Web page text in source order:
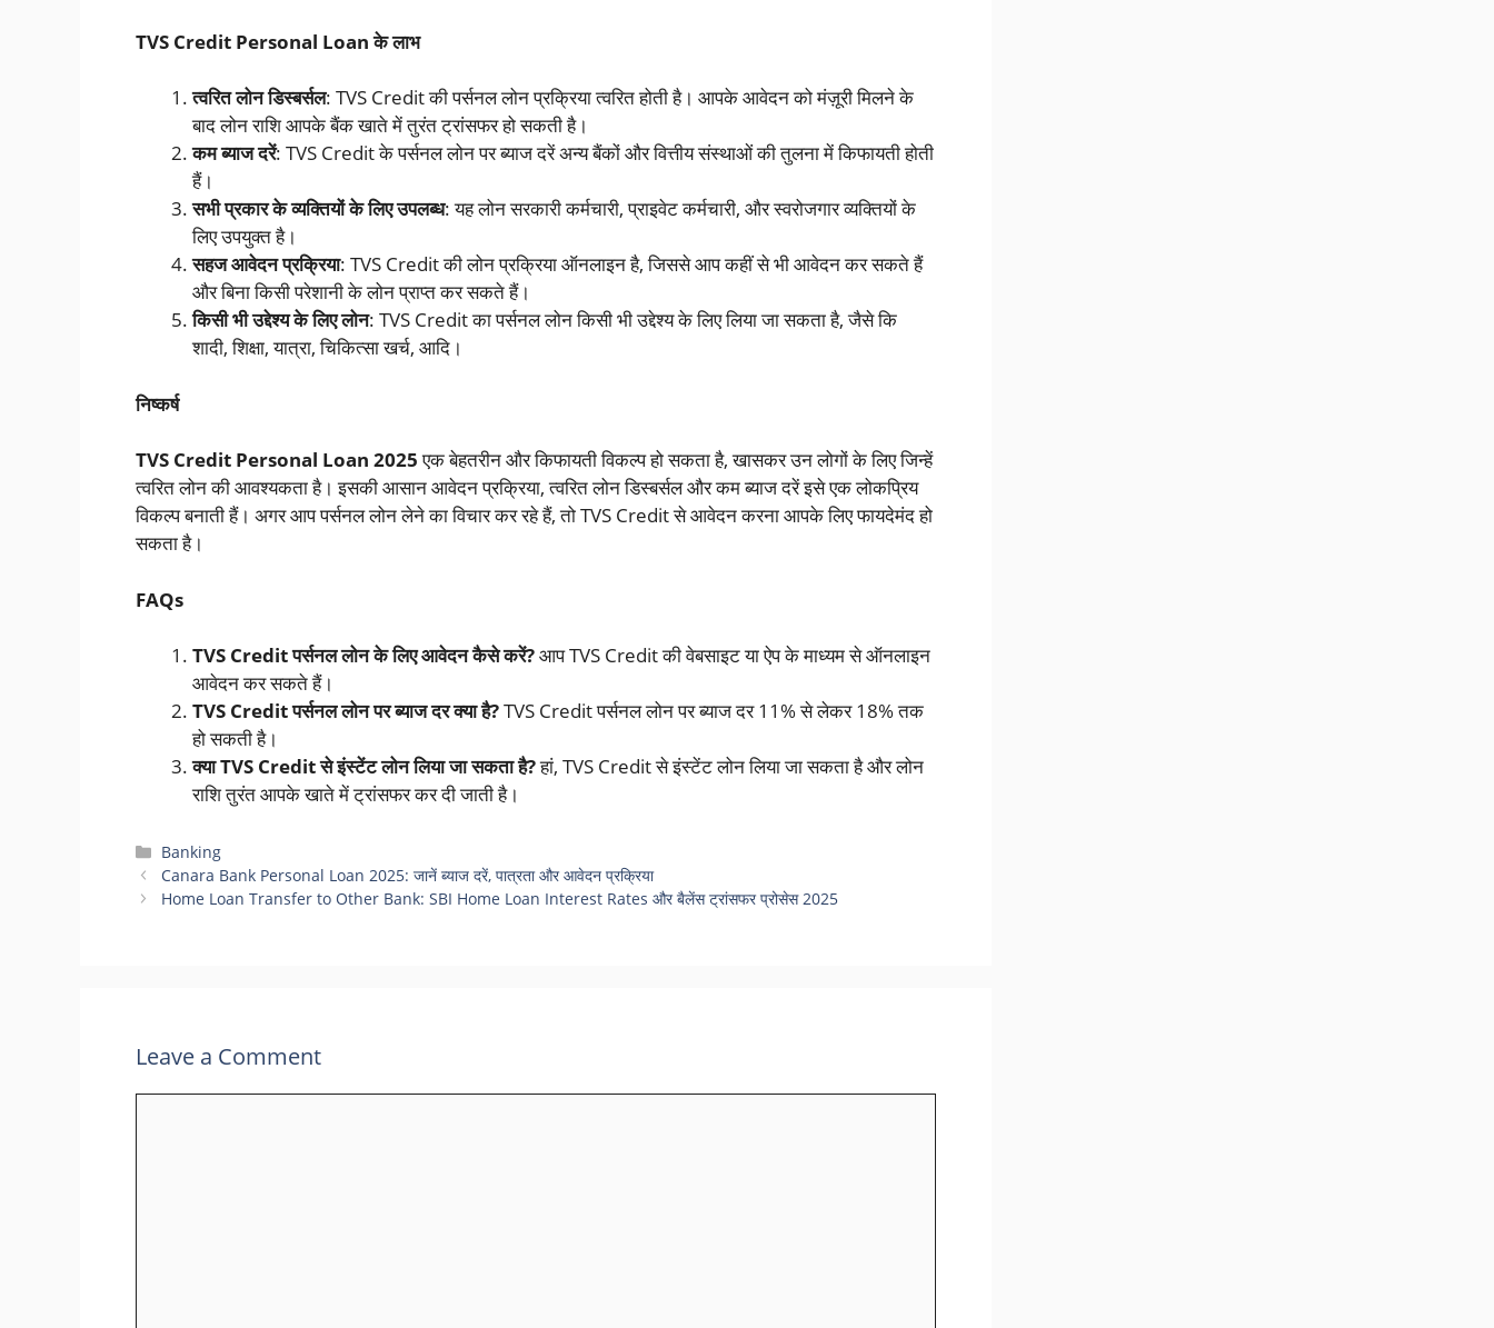
TVS Credit Personal Loan के लाभ
त्वरित लोन डिस्बर्सल: TVS Credit की पर्सनल लोन प्रक्रिया त्वरित होती है। आपके आवेदन को मंज़ूरी मिलने के
बाद लोन राशि आपके बैंक खाते में तुरंत ट्रांसफर हो सकती है।
कम ब्याज दरें: TVS Credit के पर्सनल लोन पर ब्याज दरें अन्य बैंकों और वित्तीय संस्थाओं की तुलना में किफायती होती
हैं।
सभी प्रकार के व्यक्तियों के लिए उपलब्ध: यह लोन सरकारी कर्मचारी, प्राइवेट कर्मचारी, और स्वरोजगार व्यक्तियों के
लिए उपयुक्त है।
सहज आवेदन प्रक्रिया: TVS Credit की लोन प्रक्रिया ऑनलाइन है, जिससे आप कहीं से भी आवेदन कर सकते हैं
और बिना किसी परेशानी के लोन प्राप्त कर सकते हैं।
किसी भी उद्देश्य के लिए लोन: TVS Credit का पर्सनल लोन किसी भी उद्देश्य के लिए लिया जा सकता है, जैसे कि
शादी, शिक्षा, यात्रा, चिकित्सा खर्च, आदि।
निष्कर्ष
TVS Credit Personal Loan 2025एक बेहतरीन और किफायती विकल्प हो सकता है, खासकर उन लोगों के लिए जिन्हें
त्वरित लोन की आवश्यकता है। इसकी आसान आवेदन प्रक्रिया, त्वरित लोन डिस्बर्सल और कम ब्याज दरें इसे एक लोकप्रिय
विकल्प बनाती हैं। अगर आप पर्सनल लोन लेने का विचार कर रहे हैं, तो TVS Credit से आवेदन करना आपके लिए फायदेमंद हो
सकता है।
FAQs
TVS Credit पर्सनल लोन के लिए आवेदन कैसे करें?आप TVS Credit की वेबसाइट या ऐप के माध्यम से ऑनलाइन
आवेदन कर सकते हैं।
TVS Credit पर्सनल लोन पर ब्याज दर क्या है?TVS Credit पर्सनल लोन पर ब्याज दर 11% से लेकर 18% तक
हो सकती है।
क्या TVS Credit से इंस्टेंट लोन लिया जा सकता है?हां, TVS Credit से इंस्टेंट लोन लिया जा सकता है और लोन
राशि तुरंत आपके खाते में ट्रांसफर कर दी जाती है।
Categories
Banking
Canara Bank Personal Loan 2025: जानें ब्याज दरें, पात्रता और आवेदन प्रक्रिया
Home Loan Transfer to Other Bank: SBI Home Loan Interest Rates और बैलेंस ट्रांसफर प्रोसेस 2025
Leave a Comment